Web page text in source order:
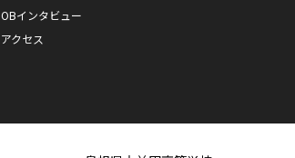
OBインタビュー
アクセス